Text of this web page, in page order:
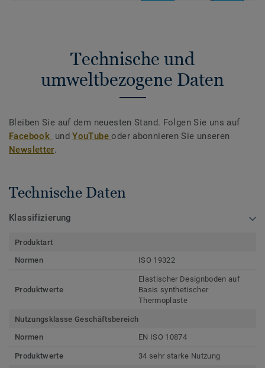
Technische und
umweltbezogene Daten
Bleiben Sie auf dem neuesten Stand. Folgen Sie uns auf
Facebook undYouTubeoder abonnieren Sie unseren
Newsletter.
Technische Daten
Klassifizierung
Produktart
Normen
ISO 19322
Produktwerte
Elastischer Designboden auf
Basis synthetischer
Thermoplaste
Nutzungsklasse Geschäftsbereich
Normen
EN ISO 10874
Produktwerte 34 sehr starke Nutzung